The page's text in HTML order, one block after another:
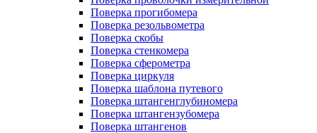
Поверка прогибомера
Поверка резольвометра
Поверка скобы
Поверка стенкомера
Поверка сферометра
Поверка циркуля
Поверка шаблона путевого
Поверка штангенглубиномера
Поверка штангензубомера
Поверка штангенов